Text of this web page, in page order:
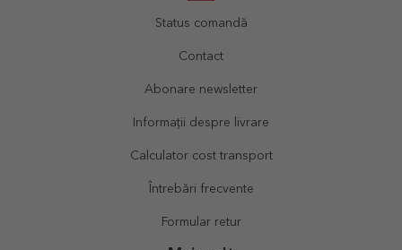
Status comandă
Contact
Abonare newsletter
Informații despre livrare
Calculator cost transport
Întrebări frecvente
Formular retur